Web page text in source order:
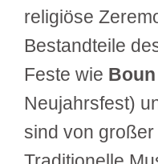
religiöse
Bestandteile
Feste wie
Neujahrsfest)
sind von